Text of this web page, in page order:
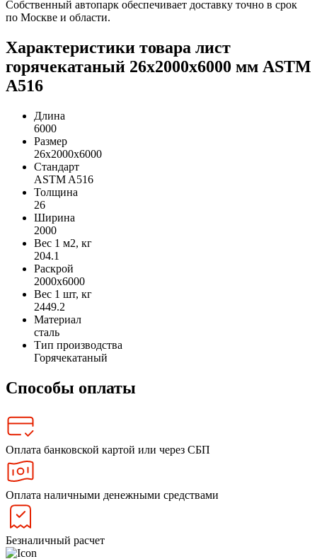
Собственный автопарк обеспечивает доставку точно в срок
по Москве и области.
Характеристики товара лист
горячекатаный 26х2000х6000 мм ASTM
A516
Длина
6000
Размер
26х2000х6000
Стандарт
ASTM A516
Толщина
26
Ширина
2000
Вес 1 м2, кг
204.1
Раскрой
2000х6000
Вес 1 шт, кг
2449.2
Материал
сталь
Тип производства
Горячекатаный
Способы оплаты
Оплата банковской картой или через СБП
Оплата наличными денежными средствами
Безналичный расчет